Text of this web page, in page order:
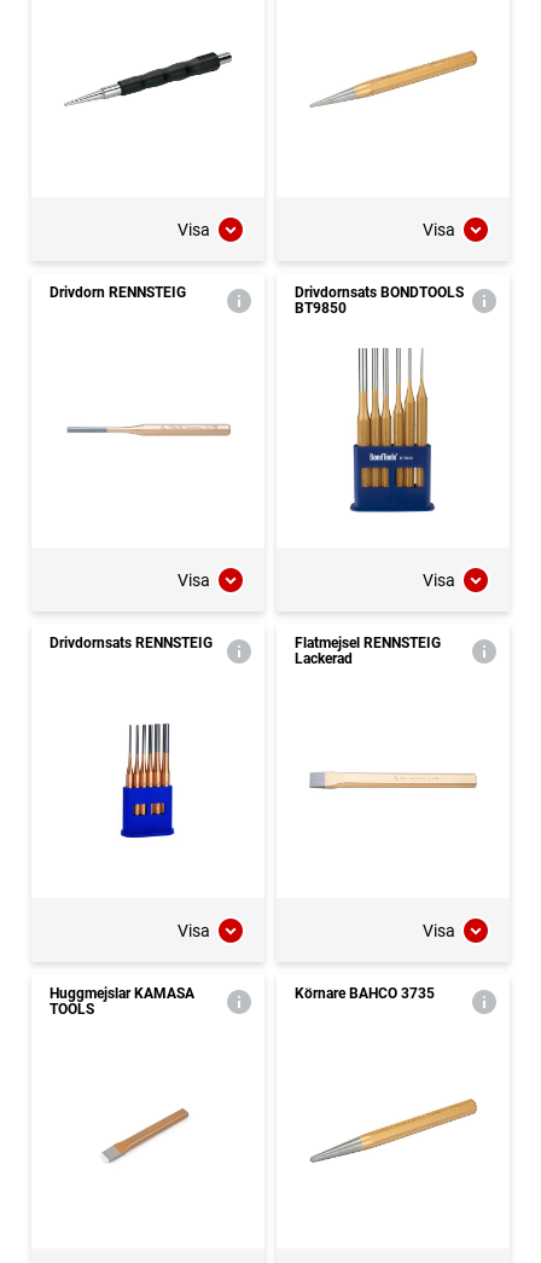
Visa Visa
Drivdorn RENNSTEIG
Visa
Drivdornsats BONDTOOLS
BT9850
Visa
Drivdornsats RENNSTEIG
Visa
Flatmejsel RENNSTEIG
Lackerad
Visa
Huggmejslar KAMASA
TOOLS
Körnare BAHCO 3735